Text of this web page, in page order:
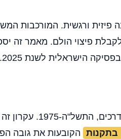
פיזית ורגשית. המורכבות
פיצוי הולם. מאמר זה
הישראלית לשנת 2025.
תביעות נזיקי רכב בישראל מתבססות
הקובעות את גובה